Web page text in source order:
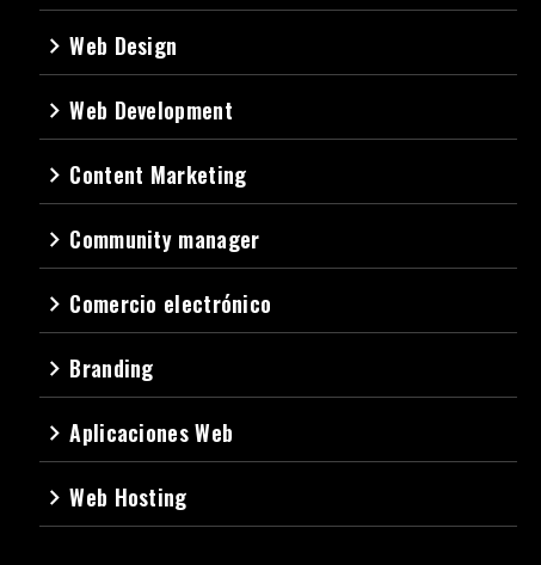
navigate_nextWeb Design
navigate_nextWeb Development
navigate_next Content Marketing
navigate_next Community manager
navigate_next Comercio electrónico
navigate_next Branding
navigate_nextAplicaciones Web
navigate_nextWeb Hosting